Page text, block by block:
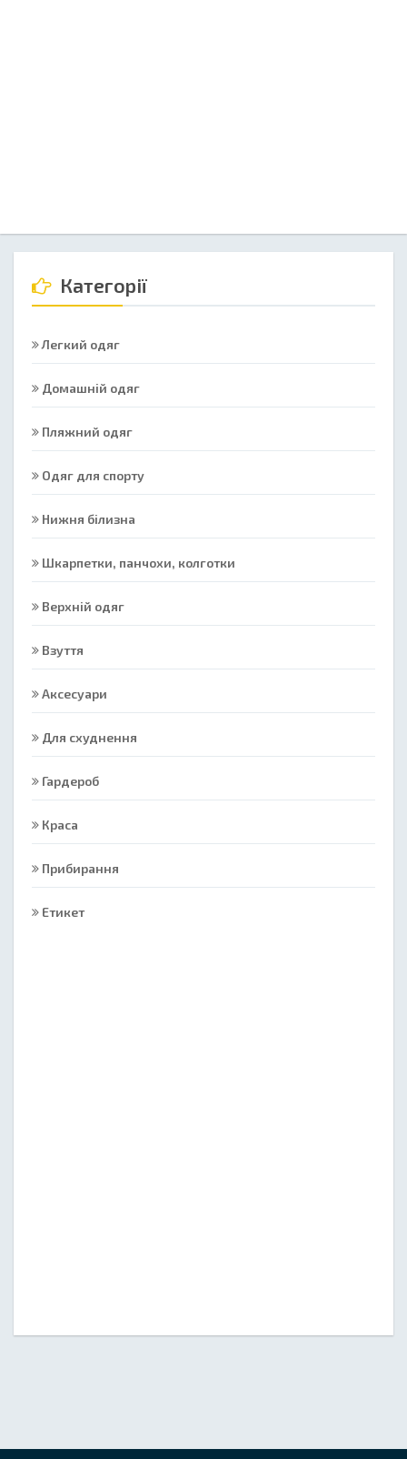
Категорії
Легкий одяг
Домашній одяг
Пляжний одяг
Одяг для спорту
Нижня білизна
Шкарпетки, панчохи, колготки
Верхній одяг
Взуття
Аксесуари
Для схуднення
Гардероб
Краса
Прибирання
Етикет